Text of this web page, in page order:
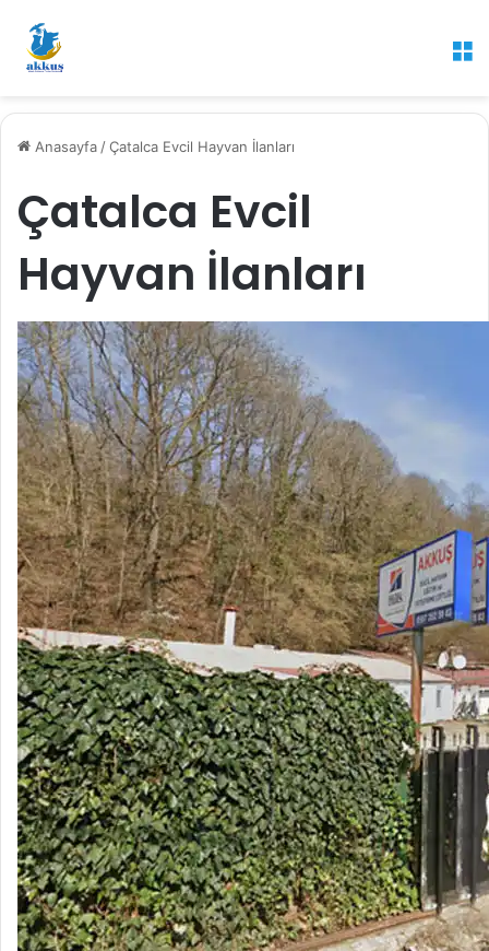
Anasayfa /Çatalca Evcil Hayvan İlanları
Çatalca Evcil
Hayvan İlanları